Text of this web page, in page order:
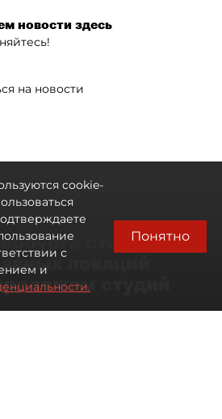
новости здесь
на новости
стал
локаций
студий
cookie-
с
и
Понятно